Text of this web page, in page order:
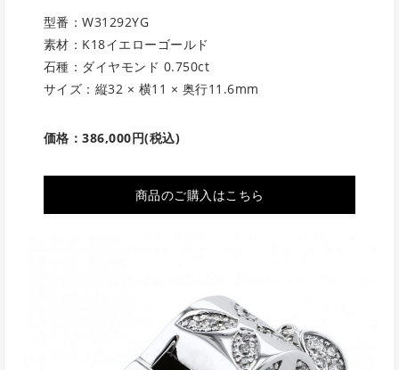
型番：W31292YG
素材：K18イエローゴールド
石種：ダイヤモンド 0.750ct
サイズ：縦32 × 横11 × 奥行11.6mm
価格：386,000円(税込)
商品のご購入はこちら